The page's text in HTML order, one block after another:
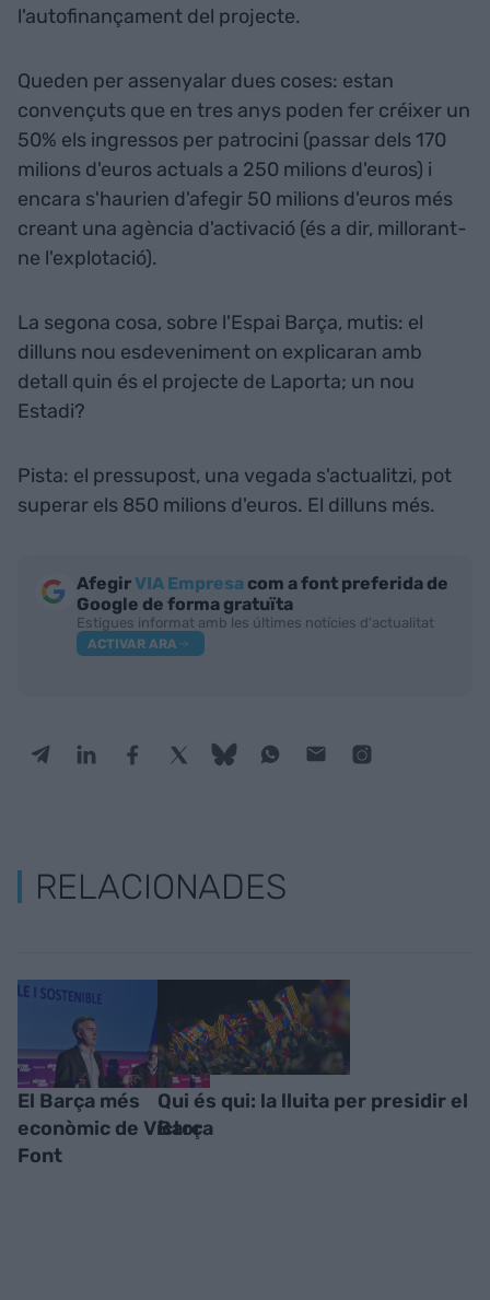
l'autofinançament del projecte.
Queden per assenyalar dues coses: estan
convençuts que en tres anys poden fer créixer un
50% els ingressos per patrocini (passar dels 170
milions d'euros actuals a 250 milions d'euros) i
encara s'haurien d'afegir 50 milions d'euros més
creant una agència d'activació (és a dir, millorant-
ne l'explotació).
La segona cosa, sobre l'Espai Barça, mutis: el
dilluns nou esdeveniment on explicaran amb
detall quin és el projecte de Laporta; un nou
Estadi?
Pista: el pressupost, una vegada s'actualitzi, pot
superar els 850 milions d'euros. El dilluns més.
AfegirVIA Empresa com a font preferida de
Google de forma gratuïta
Estigues informat amb les últimes notícies d'actualitat
ACTIVAR ARA
RELACIONADES
El Barça més
econòmic de Víctor
Font
Qui és qui: la lluita per presidir el
Barça